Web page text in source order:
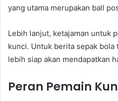
yang utama merupakan ball
Lebih lanjut, ketajaman untuk
kunci. Untuk berita sepak
lebih siap akan mendapatkan
Peran Pemain